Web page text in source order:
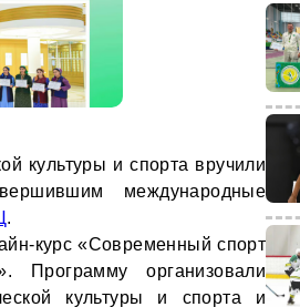
культуры и спорта вручили
международные
.
курс «Современный спорт
Программу организовали
культуры и спорта и